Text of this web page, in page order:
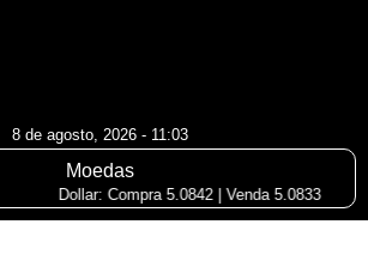
8 de agosto, 2026 - 11:03
Moedas
Dollar: Compra 5.0842 | Venda 5.0833